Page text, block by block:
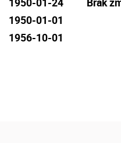
1950-01-01
1956-10-01